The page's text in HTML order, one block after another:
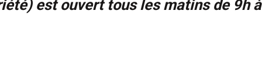
est ouvert tous les matins de 9h